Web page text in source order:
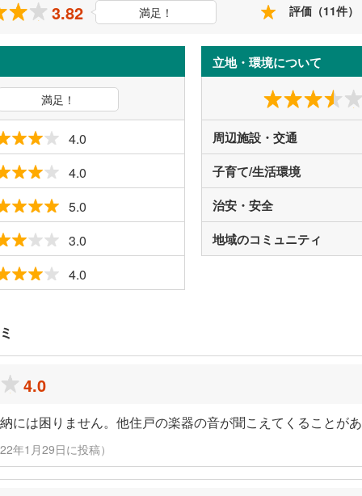
3.82 満足！ 評価（11件）
満足！
4.0
4.0
5.0
3.0
4.0
立地・環境について
周辺施設・交通
子育て/生活環境
治安・安全
地域のコミュニティ
4.0
には困りません。他住戸の楽器の音が聞こえてくることがあ
年1月29日に投稿）